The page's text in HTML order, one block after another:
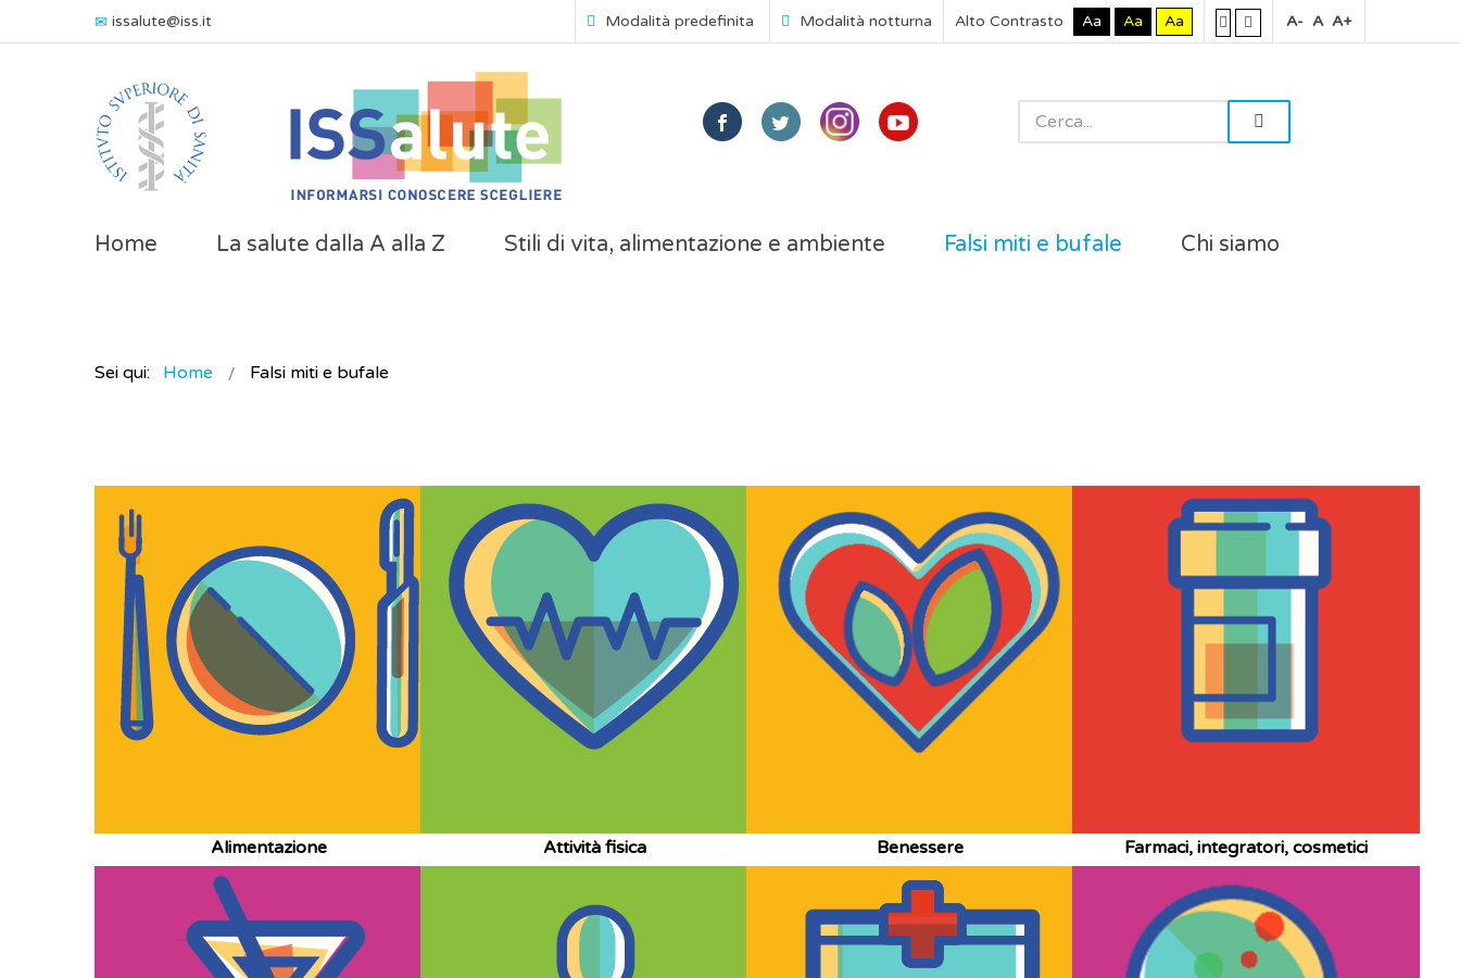
issalute@iss.it Modalità predefinita Modalità notturna Alto Contrasto Aa Aa Aa A- A A+
Home La salute dalla A alla Z Stili di vita, alimentazione e ambiente Falsi miti e bufale Chi siamo
Sei qui: Home Falsi miti e bufale
Alimentazione Attività fisica Benessere Farmaci, integratori, cosmetici